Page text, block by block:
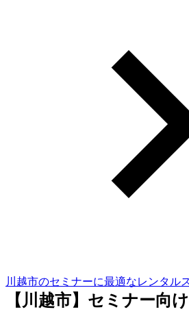
川越市のセミナーに最適なレンタル
【川越市】セミナー向